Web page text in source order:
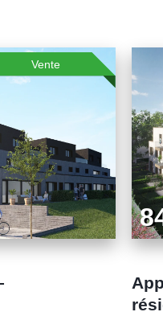
Vente